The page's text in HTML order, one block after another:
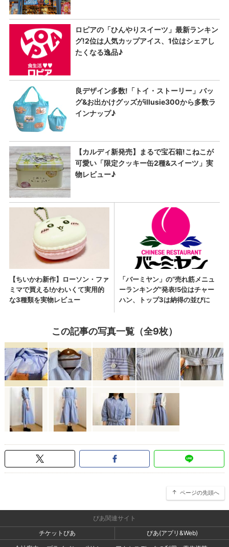
この記事の写真一覧（全9枚）
ページの先頭へ
ぴあ関連サイト
チケットぴあ
ぴあ(アプリ&Web)